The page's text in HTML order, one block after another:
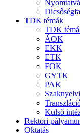
TDK témák
TDK
ÁOK
EKK
ETK
FOK
GYTK
PAK
Külső
Rektori
Oktatás